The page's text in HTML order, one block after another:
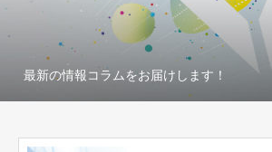
最新の情報コラムをお届けします！